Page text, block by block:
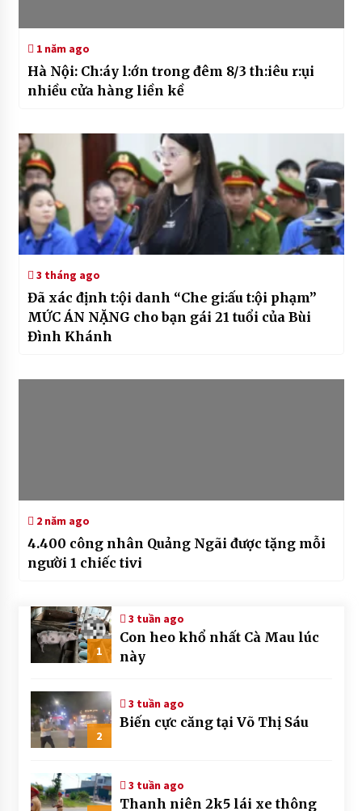
1 năm ago
Hà Nội: Ch:áy l:ớn trong đêm 8/3 th:iêu r:ụi
nhiều cửa hàng liền kề
3 tháng ago
Đã xác định t:ội danh “Che gi:ấu t:ội phạm”
MỨC ÁN NẶNG cho bạn gái 21 tuổi của Bùi
Đình Khánh
2 năm ago
4.400 công nhân Quảng Ngãi được tặng mỗi
người 1 chiếc tivi
1
3 tuần ago
Con heo khổ nhất Cà Mau lúc
này
2
3 tuần ago
Biến cực căng tại Võ Thị Sáu
3 tuần ago
Thanh niên 2k5 lái xe thông